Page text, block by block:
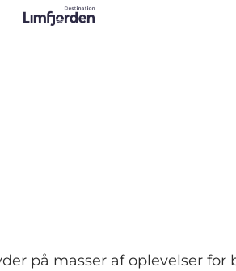
på masser af oplevelser for